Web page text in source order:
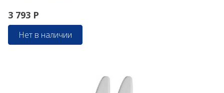
3 793 Р
Нет в наличии